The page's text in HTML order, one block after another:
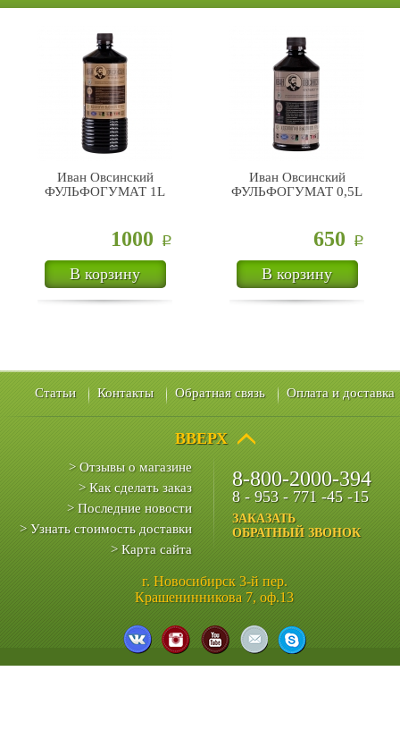
Иван Овсинский
ФУЛЬФОГУМАТ 1L
1000 Р
В корзину
Иван Овсинский
ФУЛЬФОГУМАТ 0,5L
650 Р
В корзину
Статьи Контакты Обратная связь Оплата и доставка
ВВЕРХ
> Отзывы о магазине
> Как сделать заказ
> Последние новости
> Узнать стоимость доставки
> Карта сайта
г. Новосибирск 3-й пер.
Крашенинникова 7, оф.13
8-800-2000-394
8 - 953 - 771 -45 -15
ЗАКАЗАТЬ
ОБРАТНЫЙ ЗВОНОК